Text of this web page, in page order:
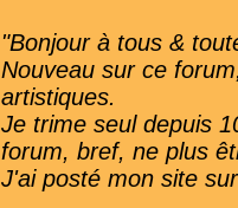
"Bonjour à tous &
Nouveau sur ce
artistiques.
Je trime seul depuis
forum, bref, ne plus
J'ai posté mon site